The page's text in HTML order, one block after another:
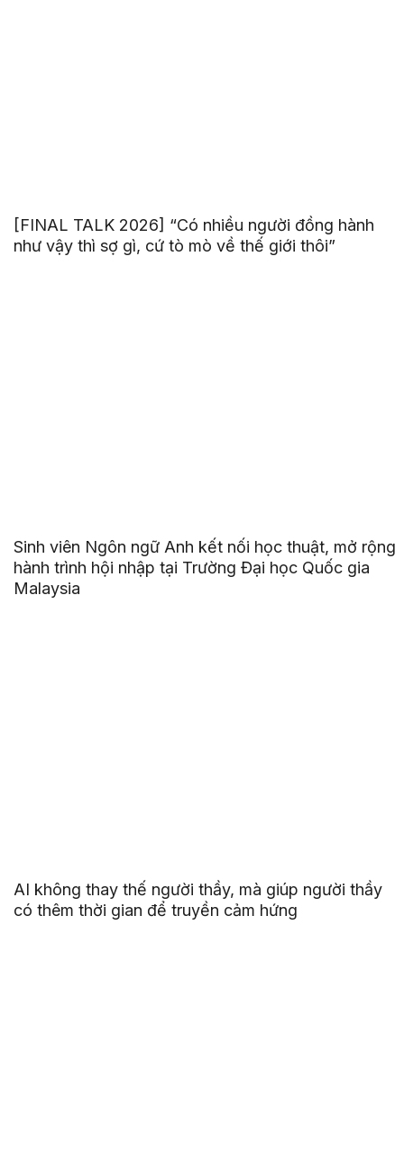
[FINAL TALK 2026] “Có nhiều người đồng hành
như vậy thì sợ gì, cứ tò mò về thế giới thôi”
Sinh viên Ngôn ngữ Anh kết nối học thuật, mở rộng
hành trình hội nhập tại Trường Đại học Quốc gia
Malaysia
AI không thay thế người thầy, mà giúp người thầy
có thêm thời gian để truyền cảm hứng